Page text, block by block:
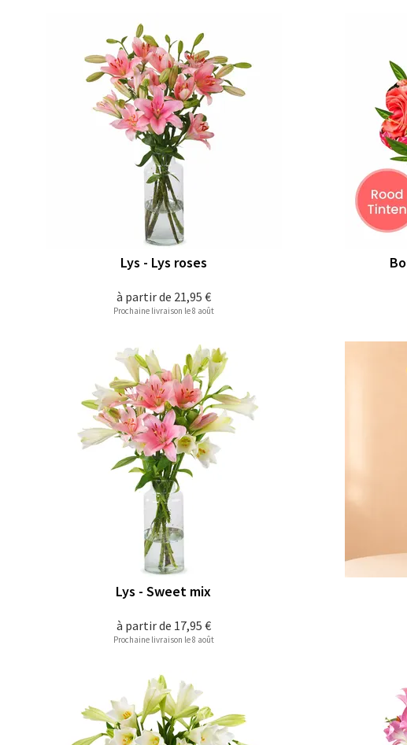
à partir de 21,95 €
Lys - Lys roses
Prochaine livraison le 8 août
à partir de 17,95 €
Lys - Sweet mix
Prochaine livraison le 8 août